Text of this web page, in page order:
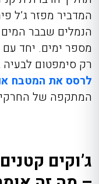
המדביר מפזר ג’ל
הנמלים שבבר
מספר ימים. יחד
רק סימפטום לבעיה
לרסס את המטבח
המתקפה של